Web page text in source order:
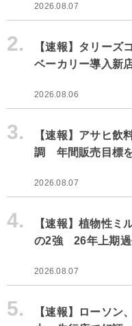
2026.08.07
2.
【速報】タリーズ
ベーカリー導入新
2026.08.06
3.
【速報】アサヒ
調 年間販売目標
2026.08.07
4.
【速報】植物性ミ
の2強 26年上期過
2026.08.07
5.
【速報】ローソン